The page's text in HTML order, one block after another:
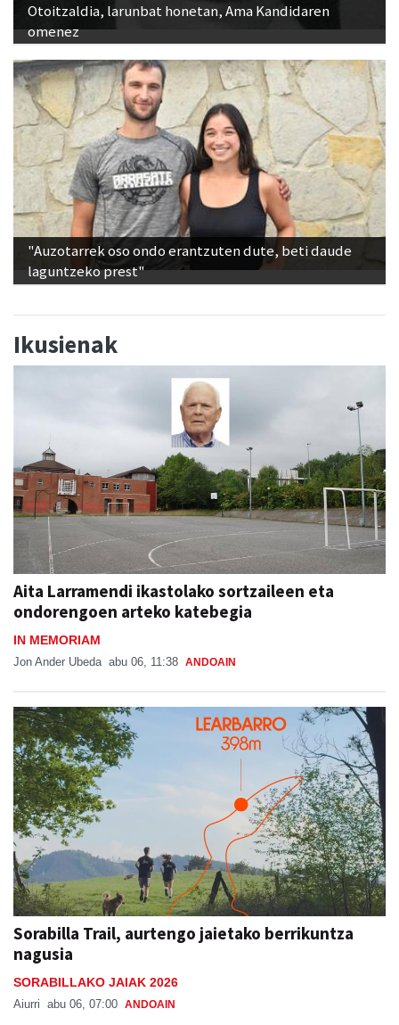
Otoitzaldia, larunbat honetan, Ama Kandidaren
omenez
"Auzotarrek oso ondo erantzuten dute, beti daude
laguntzeko prest"
Ikusienak
Aita Larramendi ikastolako sortzaileen eta
ondorengoen arteko katebegia
IN MEMORIAM
Jon Ander Ubeda abu 06, 11:38 ANDOAIN
Sorabilla Trail, aurtengo jaietako berrikuntza
nagusia
SORABILLAKO JAIAK 2026
Aiurri abu 06, 07:00 ANDOAIN